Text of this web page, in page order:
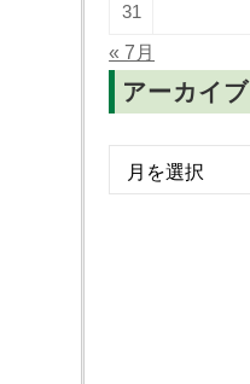
31
« 7月
アーカイブ
ー